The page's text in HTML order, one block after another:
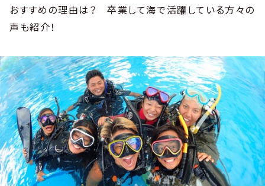
おすすめの理由は？ 卒業して海で活躍している方々の
声も紹介！